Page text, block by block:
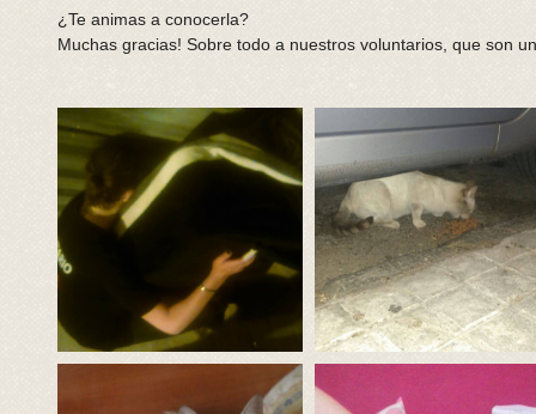
¿Te animas a conocerla?
Muchas gracias! Sobre todo a nuestros voluntarios, que son